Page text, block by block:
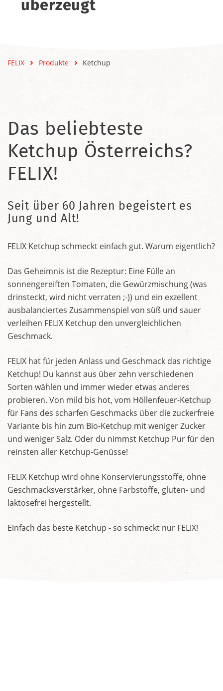
überzeugt
FELIX Produkte Ketchup
Das beliebteste
Ketchup Österreichs?
FELIX!
Seit über 60 Jahren begeistert es
Jung und Alt!
FELIX Ketchup schmeckt einfach gut. Warum eigentlich?
Das Geheimnis ist die Rezeptur: Eine Fülle an
sonnengereiften Tomaten, die Gewürzmischung (was
drinsteckt, wird nicht verraten ;-)) und ein exzellent
ausbalanciertes Zusammenspiel von süß und sauer
verleihen FELIX Ketchup den unvergleichlichen
Geschmack.
FELIX hat für jeden Anlass und Geschmack das richtige
Ketchup! Du kannst aus über zehn verschiedenen
Sorten wählen und immer wieder etwas anderes
probieren. Von mild bis hot, vom Höllenfeuer-Ketchup
für Fans des scharfen Geschmacks über die zuckerfreie
Variante bis hin zum Bio-Ketchup mit weniger Zucker
und weniger Salz. Oder du nimmst Ketchup Pur für den
reinsten aller Ketchup-Genüsse!
FELIX Ketchup wird ohne Konservierungsstoffe, ohne
Geschmacksverstärker, ohne Farbstoffe, gluten- und
laktosefrei hergestellt.
Einfach das beste Ketchup - so schmeckt nur FELIX!